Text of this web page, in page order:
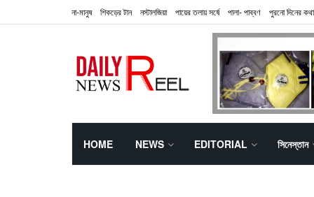
না-মানুষ শিকড়ের টান নস্টালজিয়া পায়ের তলায় সর্ষে পালা- পাব্বণ পুরনো দিনের কথা
HOME NEWS EDITORIAL সিনেস্তান